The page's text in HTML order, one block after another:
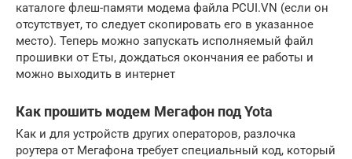
каталоге флеш-памяти модема файла PCUI.VN (если он
отсутствует, то следует скопировать его в указанное
место). Теперь можно запускать исполняемый файл
прошивки от Еты, дождаться окончания ее работы и
можно выходить в интернет
Как прошить модем Мегафон под Yota
Как и для устройств других операторов, разлочка
роутера от Мегафона требует специальный код, который